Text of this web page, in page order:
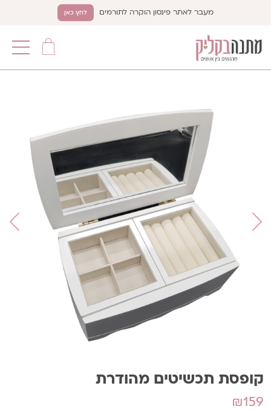
מעבר לאתר פינסון הוקרה לתורמים לחץ כאן
תפריט
קופסת תכשיטים מהודרת
₪159